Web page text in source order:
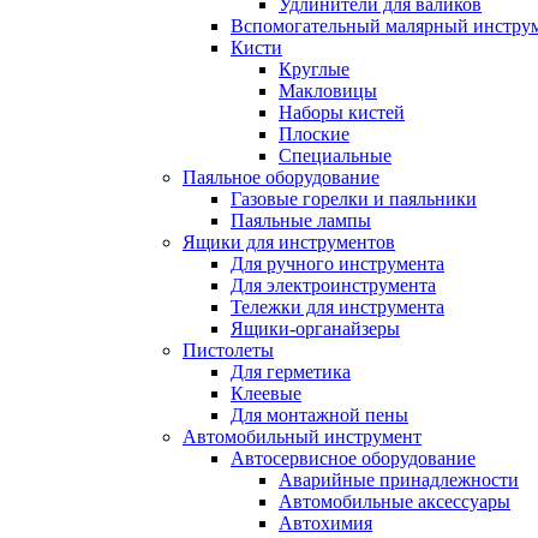
Удлинители для валиков
Вспомогательный малярный
Кисти
Круглые
Макловицы
Наборы кистей
Плоские
Специальные
Паяльное оборудование
Газовые горелки и паяльники
Паяльные лампы
Ящики для инструментов
Для ручного инструмента
Для электроинструмента
Тележки для инструмента
Ящики-органайзеры
Пистолеты
Для герметика
Клеевые
Для монтажной пены
Автомобильный инструмент
Автосервисное оборудование
Аварийные принадлежности
Автомобильные аксессуары
Автохимия